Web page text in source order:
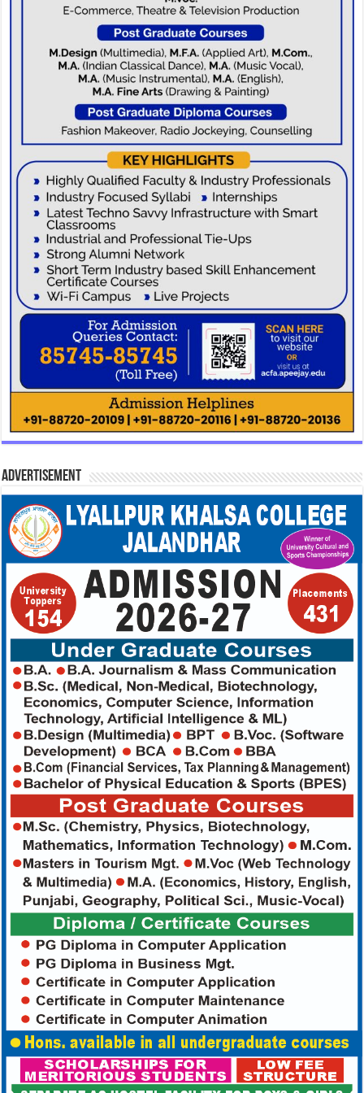
Advertisement